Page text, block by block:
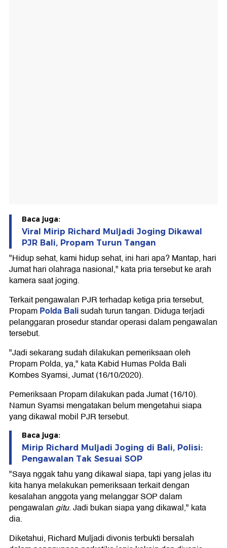
Baca juga:
Viral Mirip Richard Muljadi Joging Dikawal
PJR Bali, Propam Turun Tangan
"Hidup sehat, kami hidup sehat, ini hari apa? Mantap, hari
Jumat hari olahraga nasional," kata pria tersebut ke arah
kamera saat joging.
Terkait pengawalan PJR terhadap ketiga pria tersebut,
PropamPolda Balisudah turun tangan. Diduga terjadi
pelanggaran prosedur standar operasi dalam pengawalan
tersebut.
"Jadi sekarang sudah dilakukan pemeriksaan oleh
Propam Polda, ya," kata Kabid Humas Polda Bali
Kombes Syamsi, Jumat (16/10/2020).
Pemeriksaan Propam dilakukan pada Jumat (16/10).
Namun Syamsi mengatakan belum mengetahui siapa
yang dikawal mobil PJR tersebut.
Baca juga:
Mirip Richard Muljadi Joging di Bali, Polisi:
Pengawalan Tak Sesuai SOP
"Saya nggak tahu yang dikawal siapa, tapi yang jelas itu
kita hanya melakukan pemeriksaan terkait dengan
kesalahan anggota yang melanggar SOP dalam
pengawalangitu. Jadi bukan siapa yang dikawal," kata
dia.
Diketahui, Richard Muljadi divonis terbukti bersalah